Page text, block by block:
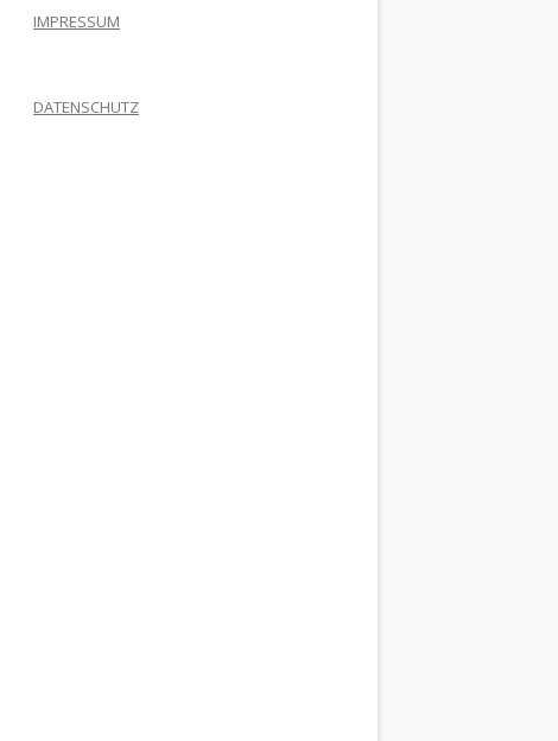
IMPRESSUM
DATENSCHUTZ